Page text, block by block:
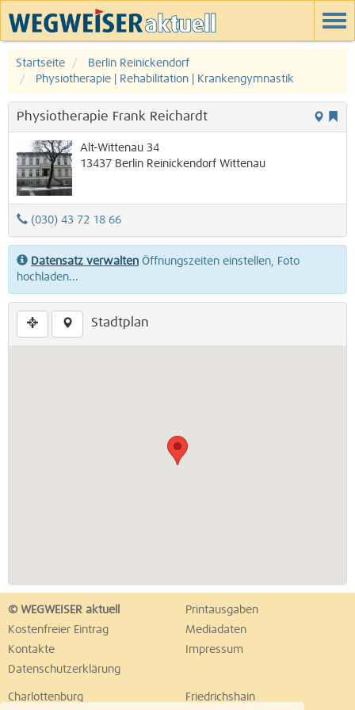
Startseite
Berlin Reinickendorf
Physiotherapie | Rehabilitation | Krankengymnastik
Physiotherapie Frank Reichardt
Alt-Wittenau 34
13437 Berlin Reinickendorf Wittenau
(030) 43 72 18 66
Datensatz verwalten Öffnungszeiten einstellen, Foto
hochladen...
Stadtplan
© WEGWEISER aktuell
Printausgaben
Kostenfreier Eintrag
Mediadaten
Kontakte
Impressum
Datenschutzerklärung
Charlottenburg Friedrichshain